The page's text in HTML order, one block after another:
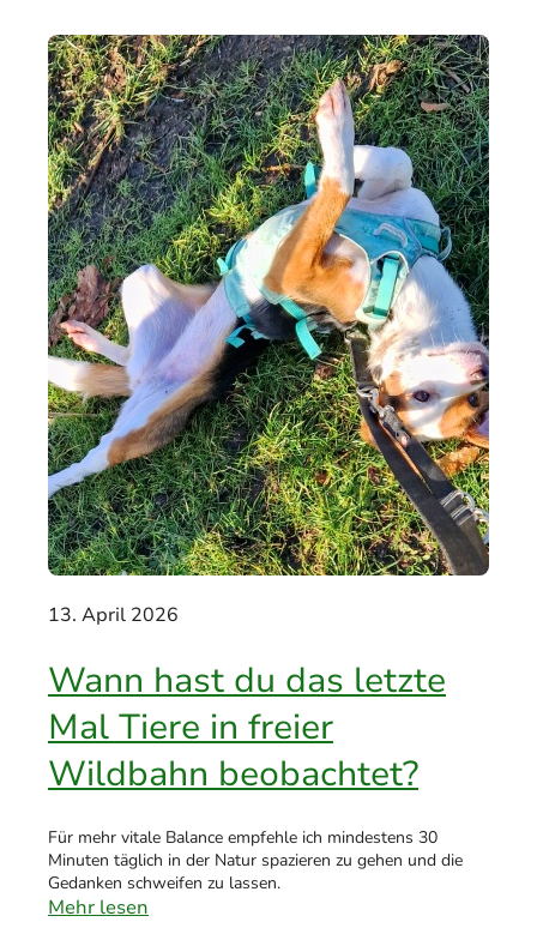
13. April 2026
Wann hast du das letzte
Mal Tiere in freier
Wildbahn beobachtet?
Für mehr vitale Balance empfehle ich mindestens 30
Minuten täglich in der Natur spazieren zu gehen und die
Gedanken schweifen zu lassen.
Mehr lesen